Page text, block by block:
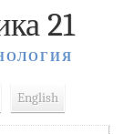
21
English